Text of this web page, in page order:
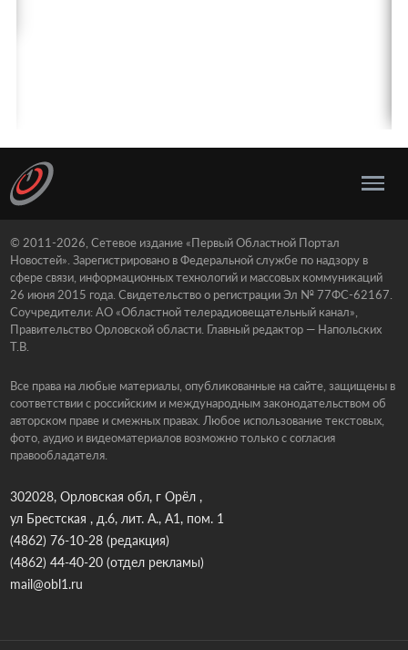
© 2011-2026, Сетевое издание «Первый Областной Портал
Новостей». Зарегистрировано в Федеральной службе по надзору в
сфере связи, информационных технологий и массовых коммуникаций
26 июня 2015 года. Свидетельство о регистрации Эл № 77ФС-62167.
Соучредители: АО «Областной телерадиовещательный канал»,
Правительство Орловской области. Главный редактор — Напольских
Т.В.
Все права на любые материалы, опубликованные на сайте, защищены в
соответствии с российским и международным законодательством об
авторском праве и смежных правах. Любое использование текстовых,
фото, аудио и видеоматериалов возможно только с согласия
правообладателя.
302028, Орловская обл, г Орёл ,
ул Брестская , д.6, лит. А., А1, пом. 1
(4862) 76-10-28(редакция)
(4862) 44-40-20(отдел рекламы)
mail@obl1.ru